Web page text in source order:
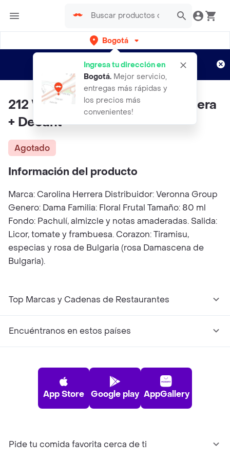
Bogotá
Ingresa tu dirección en
Bogotá. Mejor servicio,
entregas más rápidas y
los precios más
convenientes!
envíos gratis por semanas
Aplican TyC
212 Vip Rosé Red Carolina Herrera
+ Decant
Agotado
Información del producto
Marca: Carolina Herrera Distribuidor: Veronna Group
Genero: Dama Familia: Floral Frutal Tamaño: 80 ml
Fondo: Pachulí, almizcle y notas amaderadas. Salida:
Licor, tomate y frambuesa. Corazon: Tiramisu,
especias y rosa de Bulgaria (rosa Damascena de
Bulgaria).
Top Marcas y Cadenas de Restaurantes
Encuéntranos en estos países
App Store Google play AppGallery
Pide tu comida favorita cerca de ti